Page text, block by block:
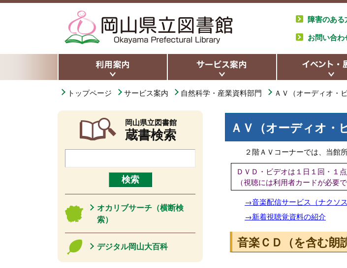
障害のある
お問い合わ
トップページ サービス案内 自然科学・産業資料部門 ＡＶ（オーディオ・
ＡＶ（オーディオ・
２階ＡＶコーナーでは、当館
ＤＶＤ・ビデオは１日１回・１
（視聴には利用者カードが必要で
→音楽配信サービス（ナクソ
→新着視聴覚資料の紹介
音楽ＣＤ（を含む朗
岡山県立図書館
蔵書検索
オカリブサーチ（横断検
索）
デジタル岡山大百科